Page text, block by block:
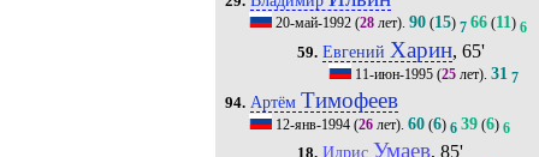
20-май-1992(28лет). 90(15) 7 66(11) 6
59. Евгений Харин, 65'
11-июн-1995 (25 лет).31 7
94. Артём Тимофеев
12-янв-1994(26лет). 60(6) 6 39(6) 6
Идрис Умаев, 85'